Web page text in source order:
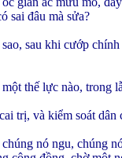
sai đâu mà sửa?
sau khi cướp
thế lực nào, trong
trị, và kiểm soát
nó ngu, chúng